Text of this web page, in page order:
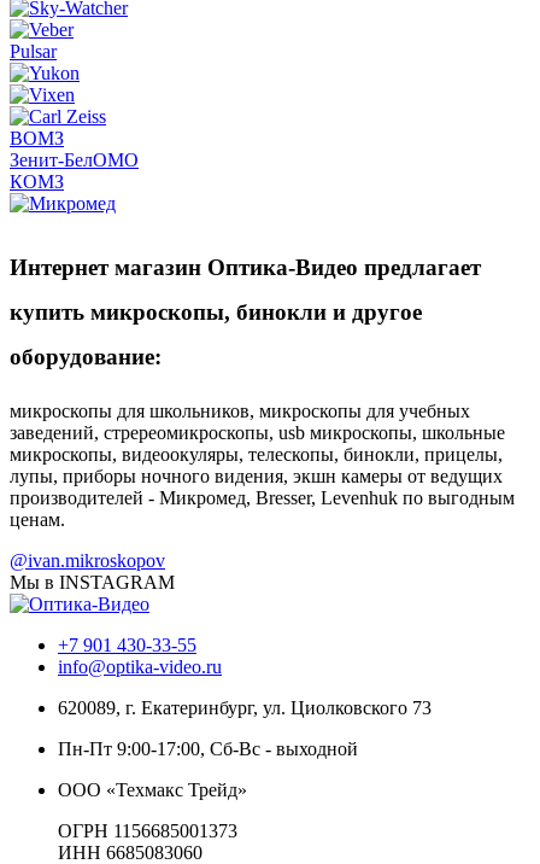
Pulsar
ВОМЗ
Зенит-БелОМО
КОМЗ
Интернет магазин Оптика-Видео предлагает
купить микроскопы, бинокли и другое
оборудование:
микроскопы для школьников, микроскопы для учебных
заведений, стререомикроскопы, usb микроскопы, школьные
микроскопы, видеоокуляры, телескопы, бинокли, прицелы,
лупы, приборы ночного видения, экшн камеры от ведущих
производителей - Микромед, Bresser, Levenhuk по выгодным
ценам.
@ivan.mikroskopov
Мы в INSTAGRAM
+7 901 430-33-55
info@optika-video.ru
620089, г. Екатеринбург, ул. Циолковского 73
Пн-Пт 9:00-17:00, Сб-Вс - выходной
ООО «Техмакс Трейд»
ОГРН 1156685001373
ИНН 6685083060